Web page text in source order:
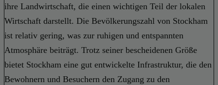
ihre Landwirtschaft, die einen wichtigen Teil der lokalen
Wirtschaft darstellt. Die Bevölkerungszahl von Stockham
ist relativ gering, was zur ruhigen und entspannten
Atmosphäre beiträgt. Trotz seiner bescheidenen Größe
bietet Stockham eine gut entwickelte Infrastruktur, die den
Bewohnern und Besuchern den Zugang zu den